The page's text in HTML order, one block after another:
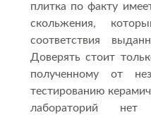
плитка по факту
скольжения,
соответствия
Доверять стоит
полученному от
тестированию
лабораторий